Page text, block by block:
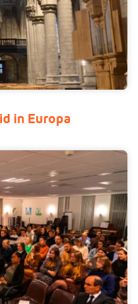
in Europa